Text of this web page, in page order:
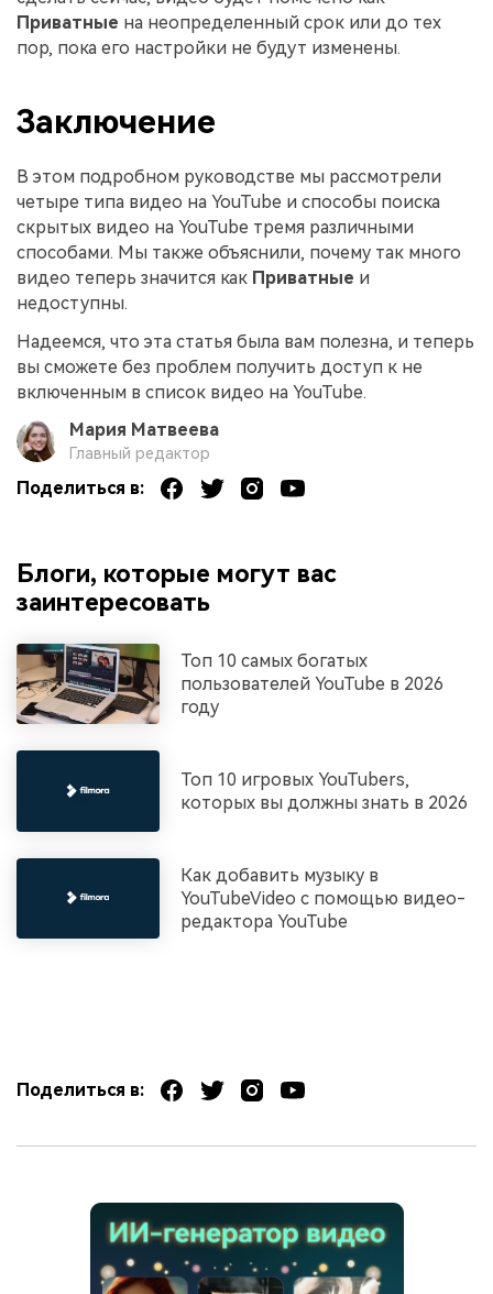
Приватные на неопределенный срок или до тех
пор, пока его настройки не будут изменены.
Заключение
В этом подробном руководстве мы рассмотрели
четыре типа видео на YouTube и способы поиска
скрытых видео на YouTube тремя различными
способами. Мы также объяснили, почему так много
видео теперь значится как Приватные и
недоступны.
Надеемся, что эта статья была вам полезна, и теперь
вы сможете без проблем получить доступ к не
включенным в список видео на YouTube.
Мария Матвеева
Главный редактор
Поделиться в:
Блоги, которые могут вас
заинтересовать
Топ 10 самых богатых
пользователей YouTube в 2026
году
Топ 10 игровых YouTubers,
которых вы должны знать в 2026
Как добавить музыку в
YouTubeVideo с помощью видео-
редактора YouTube
Поделиться в: